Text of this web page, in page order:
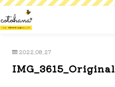
2022.08.27
IMG_3615_Original